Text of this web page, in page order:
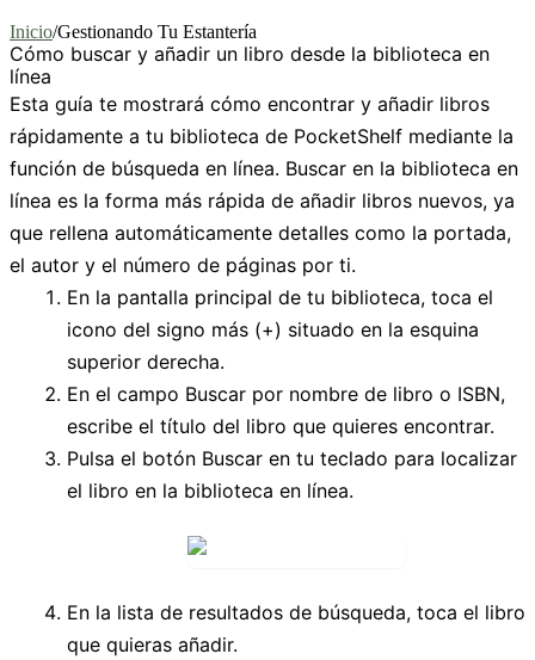
Inicio/Gestionando Tu Estantería
Cómo buscar y añadir un libro desde la biblioteca en
línea
Esta guía te mostrará cómo encontrar y añadir libros
rápidamente a tu biblioteca de PocketShelf mediante la
función de búsqueda en línea. Buscar en la biblioteca en
línea es la forma más rápida de añadir libros nuevos, ya
que rellena automáticamente detalles como la portada,
el autor y el número de páginas por ti.
En la pantalla principal de tu biblioteca, toca el
icono del signo más (+) situado en la esquina
superior derecha.
En el campo Buscar por nombre de libro o ISBN,
escribe el título del libro que quieres encontrar.
Pulsa el botón Buscar en tu teclado para localizar
el libro en la biblioteca en línea.
En la lista de resultados de búsqueda, toca el libro
que quieras añadir.